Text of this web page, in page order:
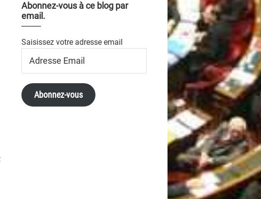
Abonnez-vous à ce blog par
email.
Saisissez votre adresse email
Email
Abonnez-vous